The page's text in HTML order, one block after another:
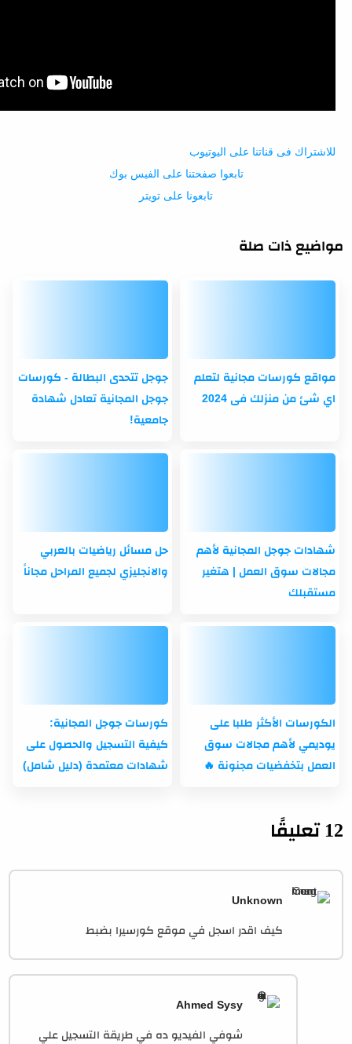
للاشتراك فى قناتنا على اليوتيوب
تابعوا صفحتنا على الفيس بوك
تابعونا على تويتر
مواضيع ذات صلة
مواقع كورسات مجانية لتعلم
اي شئ من منزلك فى 2024
جوجل تتحدى البطالة - كورسات
جوجل المجانية تعادل شهادة
جامعية!
شهادات جوجل المجانية لأهم
مجالات سوق العمل | هتغير
مستقبلك
حل مسائل رياضيات بالعربي
والانجليزي لجميع المراحل مجاناً
الكورسات الأكثر طلبا على
يوديمي لأهم مجالات سوق
العمل بتخفضيات مجنونة 🔥
كورسات جوجل المجانية:
كيفية التسجيل والحصول على
شهادات معتمدة (دليل شامل)
12 تعليقًا
Unknown
كيف اقدر اسجل في موقع كورسيرا بضبط
Ahmed Sysy
شوفي الفيديو ده في طريقة التسجيل علي